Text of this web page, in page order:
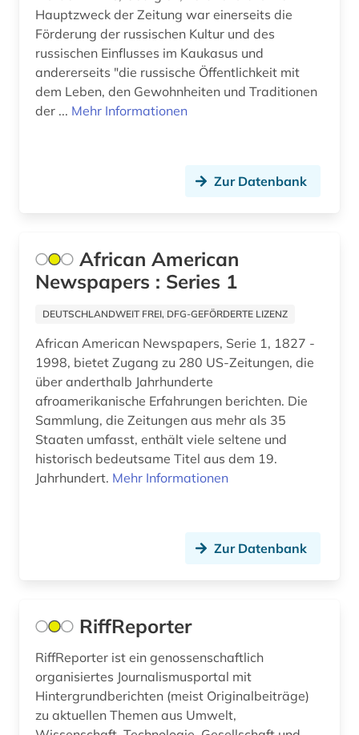
kultur (3)
kulturwissenschaften (6)
kärnten (1)
lauterbach <hessen> (1)
leipzig (2)
lettland (1)
liechtenstein (1)
litauen (1)
literatur (6)
literaturnaja gazeta (2)
literaturwissenschaft (3)
lorraine (1)
luhansk (1)
lusitanistik (1)
Hauptzweck der Zeitung war einerseits die
Förderung der russischen Kultur und des
russischen Einflusses im Kaukasus und
andererseits "die russische Öffentlichkeit mit
dem Leben, den Gewohnheiten und Traditionen
der ... Mehr Informationen
Zur Datenbank
African American
Newspapers : Series 1
DEUTSCHLANDWEIT FREI, DFG-GEFÖRDERTE LIZENZ
African American Newspapers, Serie 1, 1827 -
1998, bietet Zugang zu 280 US-Zeitungen, die
über anderthalb Jahrhunderte
afroamerikanische Erfahrungen berichten. Die
Sammlung, die Zeitungen aus mehr als 35
Staaten umfasst, enthält viele seltene und
historisch bedeutsame Titel aus dem 19.
Jahrhundert. Mehr Informationen
Zur Datenbank
RiffReporter
RiffReporter ist ein genossenschaftlich
organisiertes Journalismusportal mit
Hintergrundberichten (meist Originalbeiträge)
zu aktuellen Themen aus Umwelt,